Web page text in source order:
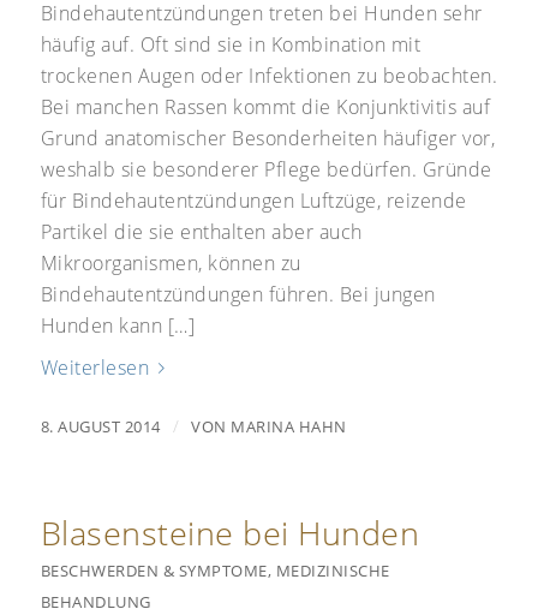
Bindehautentzündungen treten bei Hunden sehr
häufig auf. Oft sind sie in Kombination mit
trockenen Augen oder Infektionen zu beobachten.
Bei manchen Rassen kommt die Konjunktivitis auf
Grund anatomischer Besonderheiten häufiger vor,
weshalb sie besonderer Pflege bedürfen. Gründe
für Bindehautentzündungen Luftzüge, reizende
Partikel die sie enthalten aber auch
Mikroorganismen, können zu
Bindehautentzündungen führen. Bei jungen
Hunden kann […]
Weiterlesen
8. AUGUST 2014 / VON MARINA HAHN
Blasensteine bei Hunden
BESCHWERDEN & SYMPTOME, MEDIZINISCHE
BEHANDLUNG